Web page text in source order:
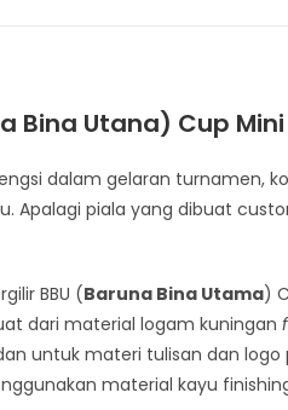
Bina Utana) Cup
dalam gelaran turnamen,
Apalagi piala yang dibuat
BBU (Baruna Bina Utama)
dari material logam kuningan
untuk materi tulisan dan
material kayu